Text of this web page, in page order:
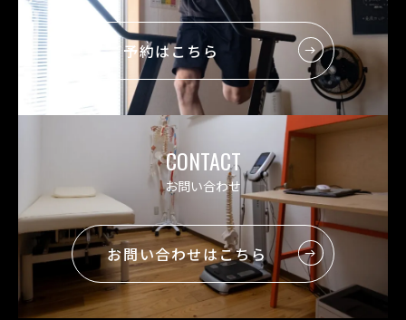
ご予約はこちら
CONTACT
お問い合わせ
お問い合わせはこちら